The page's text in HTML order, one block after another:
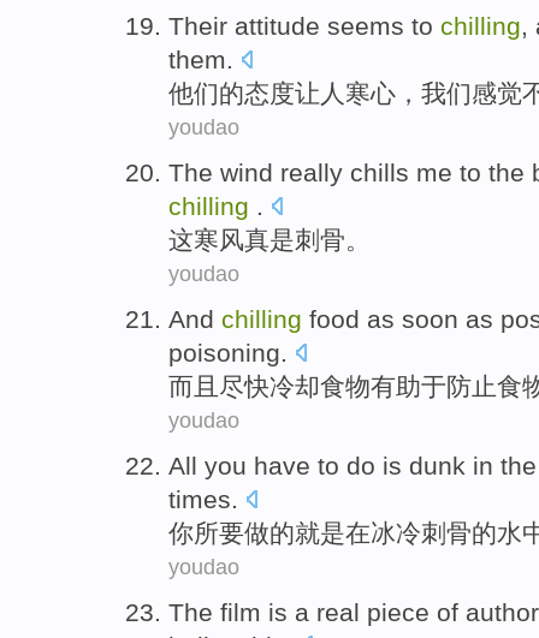
Their attitude seems to chilling,
them.
他们的态度让人寒心 ， 我们感觉
youdao
The wind really chills me to the
chilling .
这寒风真是刺骨。
youdao
And chilling food as soon as
poisoning.
而且 尽快冷却食物有助于防止食
youdao
All you have to do is dunk in
times.
你所要做的就是在冰冷刺骨的水
youdao
The film is a real piece of